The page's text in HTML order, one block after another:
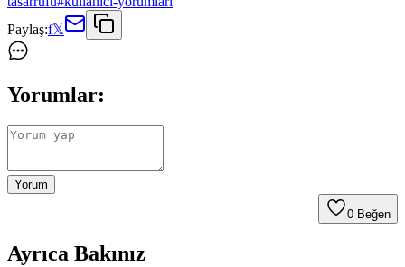
Paylaş:f𝕏
Yorumlar:
Yorum
0 Beğen
Ayrıca Bakınız